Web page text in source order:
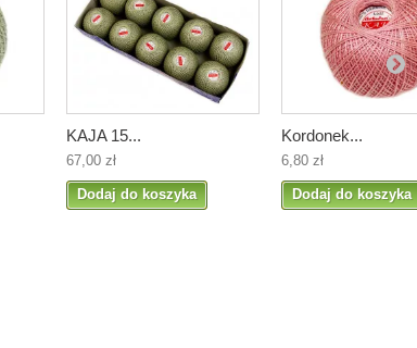
KAJA 15...
67,00 zł
Dodaj do koszyka
Kordonek...
6,80 zł
Dodaj do koszyka